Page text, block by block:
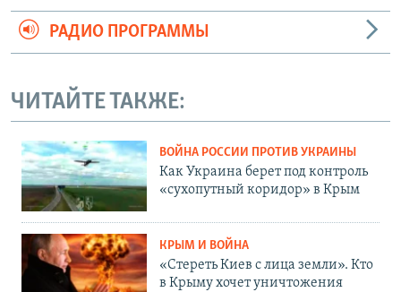
РАДИО ПРОГРАММЫ
ЧИТАЙТЕ ТАКЖЕ:
ВОЙНА РОССИИ ПРОТИВ УКРАИНЫ
Как Украина берет под контроль
«сухопутный коридор» в Крым
КРЫМ И ВОЙНА
«Стереть Киев с лица земли». Кто
в Крыму хочет уничтожения